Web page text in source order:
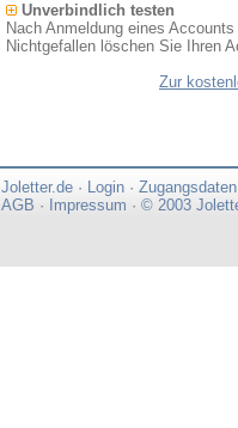
Unverbindlich testen
Nach Anmeldung eines
Nichtgefallen löschen Sie Ihren
Zur
Joletter.de · Login · Zugangsdaten
AGB · Impressum · © 2003